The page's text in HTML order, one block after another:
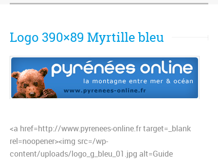
Logo 390×89 Myrtille bleu
<a href=http://www.pyrenees-online.fr target=_blank
rel=noopener><img src=/wp-
content/uploads/logo_g_bleu_01.jpg alt=Guide